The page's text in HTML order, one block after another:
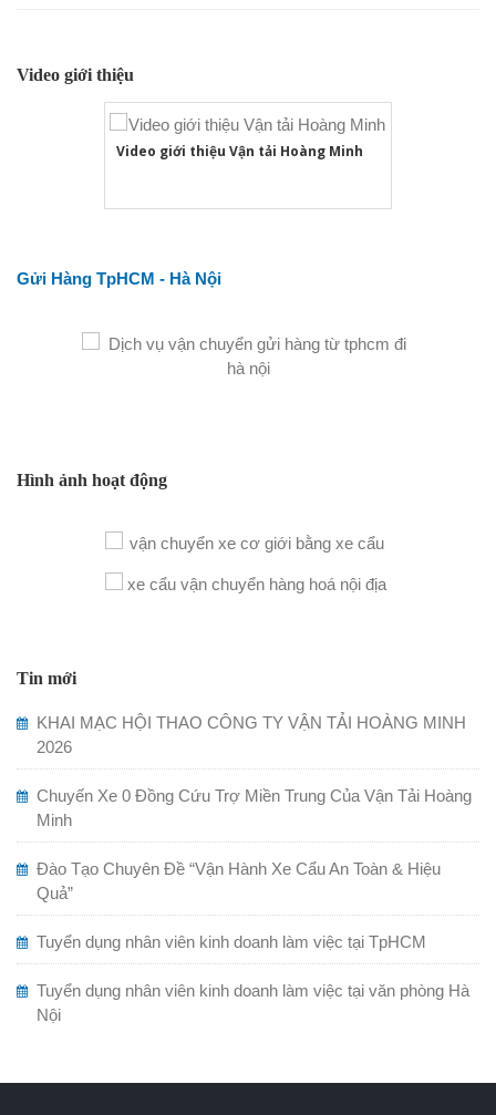
Video giới thiệu
Video giới thiệu Vận tải Hoàng Minh
Gửi Hàng TpHCM - Hà Nội
Hình ảnh hoạt động
Tin mới
KHAI MẠC HỘI THAO CÔNG TY VẬN TẢI HOÀNG MINH
2026
Chuyến Xe 0 Đồng Cứu Trợ Miền Trung Của Vận Tải Hoàng
Minh
Đào Tạo Chuyên Đề “Vận Hành Xe Cẩu An Toàn & Hiệu
Quả”
Tuyển dụng nhân viên kinh doanh làm việc tại TpHCM
Tuyển dụng nhân viên kinh doanh làm việc tại văn phòng Hà
Nội